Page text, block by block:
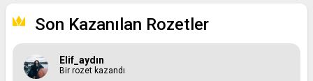
Son Kazanılan Rozetler
Elif_aydın
Bir rozet kazandı